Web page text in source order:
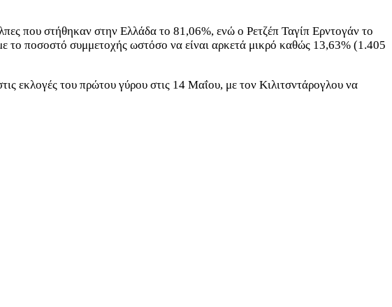
που στήθηκαν στην Ελλάδα το 81,06%, ενώ ο Ρετζέπ Ταγίπ Ερντογάν το
ποσοστό συμμετοχής ωστόσο να είναι αρκετά μικρό καθώς 13,63% (1.405
εκλογές του πρώτου γύρου στις 14 Μαΐου, με τον Κιλιτσντάρογλου να